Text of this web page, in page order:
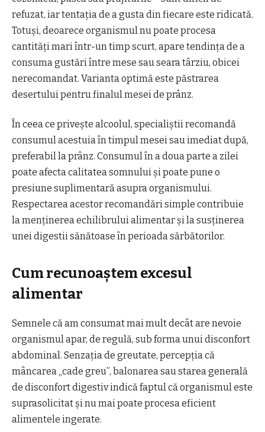
refuzat, iar tentația de a gusta din fiecare este ridicată.
Totuși, deoarece organismul nu poate procesa
cantități mari într-un timp scurt, apare tendința de a
consuma gustări între mese sau seara târziu, obicei
nerecomandat. Varianta optimă este păstrarea
desertului pentru finalul mesei de prânz.
În ceea ce privește alcoolul, specialiștii recomandă
consumul acestuia în timpul mesei sau imediat după,
preferabil la prânz. Consumul în a doua parte a zilei
poate afecta calitatea somnului și poate pune o
presiune suplimentară asupra organismului.
Respectarea acestor recomandări simple contribuie
la menținerea echilibrului alimentar și la susținerea
unei digestii sănătoase în perioada sărbătorilor.
Cum recunoaștem excesul
alimentar
Semnele că am consumat mai mult decât are nevoie
organismul apar, de regulă, sub forma unui disconfort
abdominal. Senzația de greutate, percepția că
mâncarea „cade greu”, balonarea sau starea generală
de disconfort digestiv indică faptul că organismul este
suprasolicitat și nu mai poate procesa eficient
alimentele ingerate.